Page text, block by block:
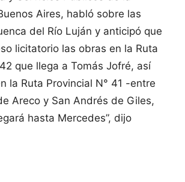
Aires, habló sobre las
del Río Luján y anticipó que
licitatorio las obras en la Ruta
que llega a Tomás Jofré, así
la Ruta Provincial N° 41 -entre
Areco y San Andrés de Giles,
hasta Mercedes”, dijo